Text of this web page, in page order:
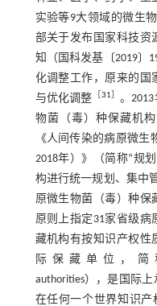
实验等9大领域的微生
部关于发布国家科技资
知（国科发基〔2019〕
化调整工作，原来的国
与优化调整
31
。
物菌（毒）种保藏机
《人间传染的病原微生
2018年）》（简称“规
构进行统一规划、集中
原微生物菌（毒）种保
原则上指定31家省级病
藏机构有按知识产权性
际保藏单位，简称
authorities），是国际
在任何一个世界知识产